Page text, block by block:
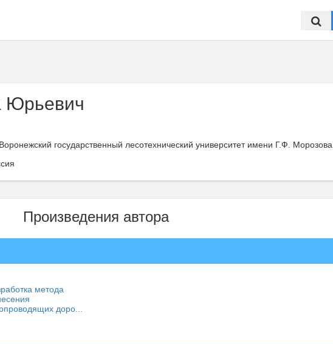
Юрьевич
Воронежский государственный лесотехнический университет имени Г.Ф. Морозова ,
Произведения автора
метода
доро...